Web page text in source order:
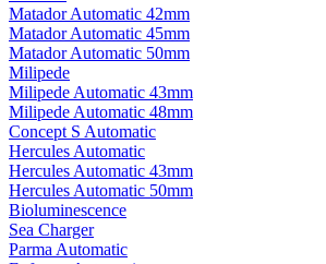
Matador Automatic 42mm
Matador Automatic 45mm
Matador Automatic 50mm
Milipede
Milipede Automatic 43mm
Milipede Automatic 48mm
Concept S Automatic
Hercules Automatic
Hercules Automatic 43mm
Hercules Automatic 50mm
Bioluminescence
Sea Charger
Parma Automatic